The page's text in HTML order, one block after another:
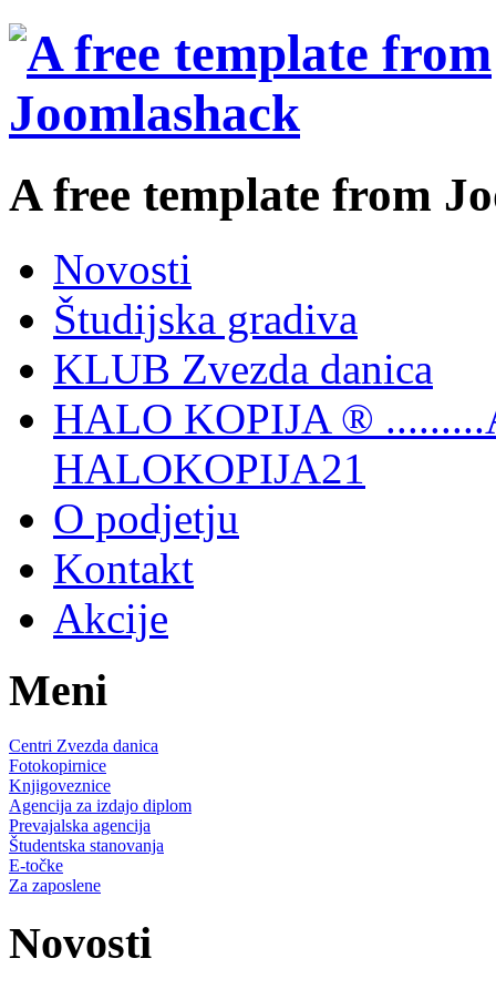
A free template from
Novosti
Študijska gradiva
KLUB Zvezda danica
HALO KOPIJA ®
HALOKOPIJA21
O podjetju
Kontakt
Akcije
Meni
Centri Zvezda danica
Fotokopirnice
Knjigoveznice
Agencija za izdajo diplom
Prevajalska agencija
Študentska stanovanja
E-točke
Za zaposlene
Novosti